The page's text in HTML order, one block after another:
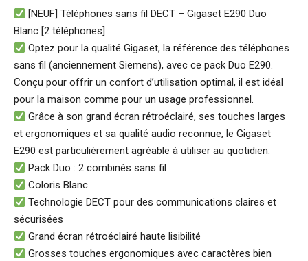
[NEUF] Téléphones sans fil DECT – Gigaset E290 Duo
Blanc [2 téléphones]
Optez pour la qualité Gigaset, la référence des téléphones
sans fil (anciennement Siemens), avec ce pack Duo E290.
Conçu pour offrir un confort d’utilisation optimal, il est idéal
pour la maison comme pour un usage professionnel.
Grâce à son grand écran rétroéclairé, ses touches larges
et ergonomiques et sa qualité audio reconnue, le Gigaset
E290 est particulièrement agréable à utiliser au quotidien.
Pack Duo : 2 combinés sans fil
Coloris Blanc
Technologie DECT pour des communications claires et
sécurisées
Grand écran rétroéclairé haute lisibilité
Grosses touches ergonomiques avec caractères bien